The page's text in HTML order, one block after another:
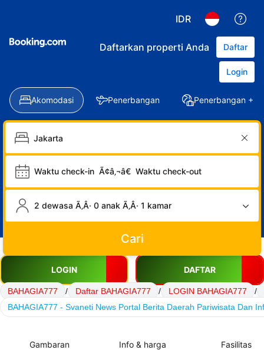
IDR
Daftarkan properti Anda Daftar
Login
Akomodasi Penerbangan Penerbangan +
Waktu check-in Ã¢â‚¬â€ Waktu check-out
2 dewasa Ã‚Â· 0 anak Ã‚Â· 1 kamar
Cari
LOGIN DAFTAR
BAHAGIA777 / Daftar BAHAGIA777 / LOGIN BAHAGIA777
/
BAHAGIA777 - Svaneti News Portal Berita Daerah Pariwisata Dan
Gambaran Info & harga Fasilitas